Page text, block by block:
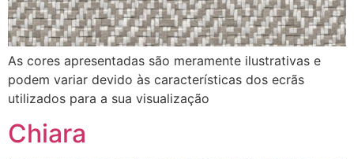
As cores apresentadas são meramente ilustrativas e
podem variar devido às características dos ecrãs
utilizados para a sua visualização
Chiara